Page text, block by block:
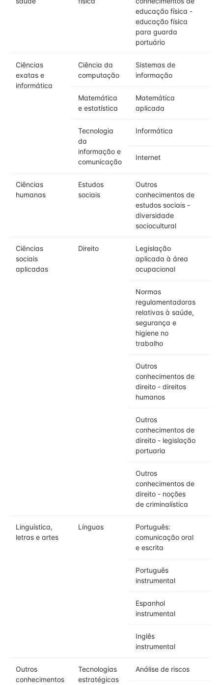
educação física -
educação física
para guarda
portuário
Ciências
exatas e
informática
Ciência da
computação
Sistemas de
informação
Matemática
e estatística
Matemática
aplicada
Tecnologia
da
informação e
comunicação
Informática
Internet
Ciências
humanas
Estudos
sociais
Outros
conhecimentos de
estudos sociais -
diversidade
sociocultural
Ciências
sociais
aplicadas
Direito
Legislação
aplicada à área
ocupacional
Normas
regulamentadoras
relativas à saúde,
segurança e
higiene no
trabalho
Outros
conhecimentos de
direito - direitos
humanos
Outros
conhecimentos de
direito - legislação
portuaria
Outros
conhecimentos de
direito - noções
de criminalística
Linguística,
letras e artes
Línguas
Português:
comunicação oral
e escrita
Português
instrumental
Espanhol
instrumental
Inglês
instrumental
Outros
conhecimentos
Tecnologias
estratégicas
Análise de riscos